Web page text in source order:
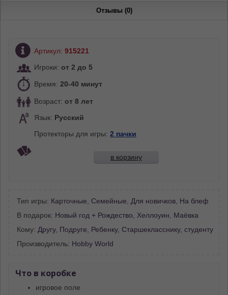
Отзывы (0)
Артикул: 915221
Игроки: от 2 до 5
Время: 20-40 минут
Возраст: от 8 лет
Язык: Русский
Протекторы для игры: 2 пачки
в корзину
Тип игры: Карточные Семейные Для новичков На блеф
В подарок: Новый год + Рождество Хеллоуин
Маёвка
Кому: Другу, Подруге Ребенку, Старшекласснику, студенту
Производитель: Hobby World
Что в коробке
игровое поле